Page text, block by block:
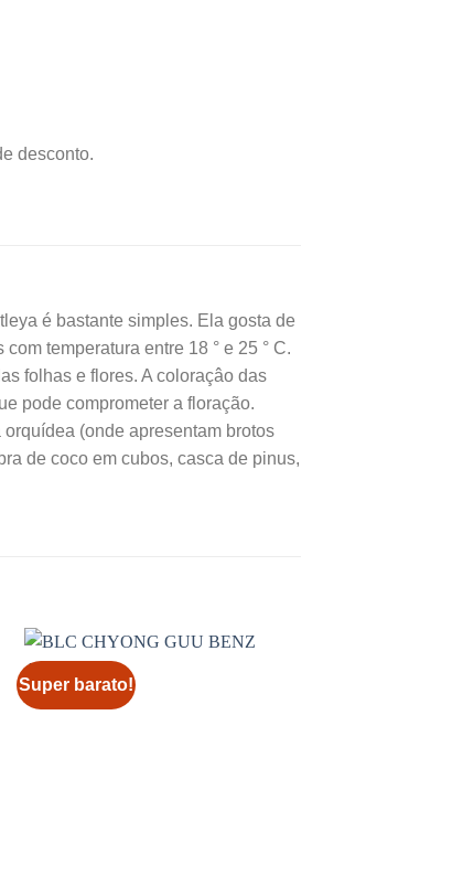
desconto.
é bastante simples. Ela gosta de
temperatura entre 18 ° e 25 ° C.
folhas e flores. A coloraçâo das
pode comprometer a floração.
(onde apresentam brotos
de coco em cubos, casca de pinus,
Super barato!